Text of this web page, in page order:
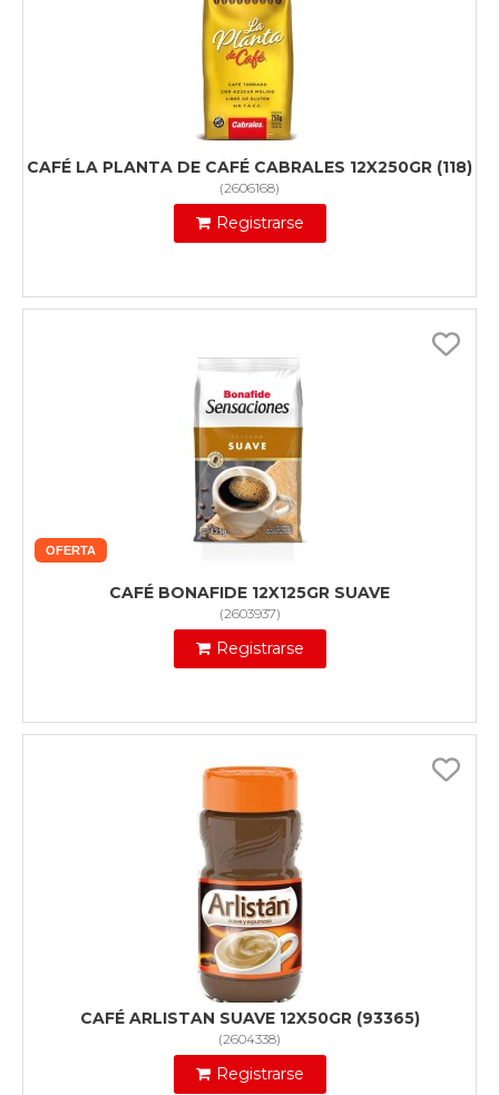
CAFÉ LA PLANTA DE CAFÉ CABRALES 12X250GR (118)
(2606168)
Registrarse
OFERTA
CAFÉ BONAFIDE 12X125GR SUAVE
(2603937)
Registrarse
CAFÉ ARLISTAN SUAVE 12X50GR (93365)
(2604338)
Registrarse